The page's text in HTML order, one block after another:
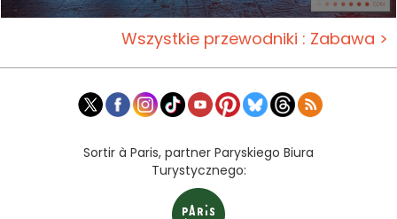
Wszystkie przewodniki : Zabawa >
Sortir à Paris, partner Paryskiego Biura
Turystycznego: